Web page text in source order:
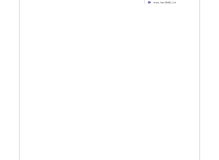
www.mywebsite.com